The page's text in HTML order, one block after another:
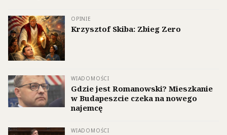
OPINIE
Krzysztof Skiba: Zbieg Zero
WIADOMOŚCI
Gdzie jest Romanowski? Mieszkanie
w Budapeszcie czeka na nowego
najemcę
WIADOMOŚCI